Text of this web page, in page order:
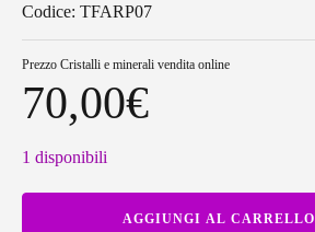
Codice: TFARP07
Prezzo Cristalli e minerali vendita online
70,00€
1 disponibili
AGGIUNGI AL CARRELLO